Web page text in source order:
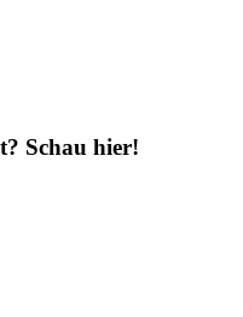
Schau hier!